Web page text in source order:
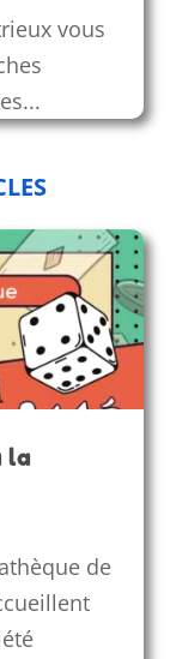
vous
la
de